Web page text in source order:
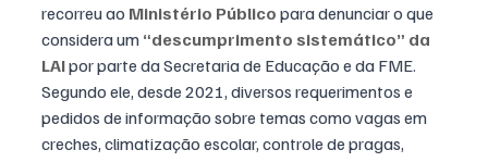
recorreu ao Ministério Público para denunciar o que
considera um “descumprimento sistemático” da
LAI por parte da Secretaria de Educação e da FME.
Segundo ele, desde 2021, diversos requerimentos e
pedidos de informação sobre temas como vagas em
creches, climatização escolar, controle de pragas,